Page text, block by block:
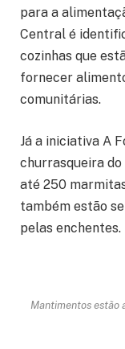
para a
Central é
cozinhas que
fornecer
comunitárias.
Já a iniciativa A
churrasqueira
até 250
também estão
pelas enchentes.
Mantimentos estão